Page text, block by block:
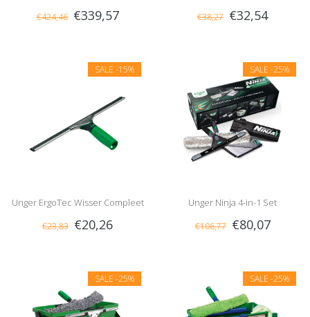
€424,46 €339,57 Compleet
€38,27 €32,54
SALE -15%
Unger ErgoTec Wisser Compleet
€23,83 €20,26
SALE -25%
Unger Ninja 4-in-1 Set
€106,77 €80,07
SALE -25% SALE -25%